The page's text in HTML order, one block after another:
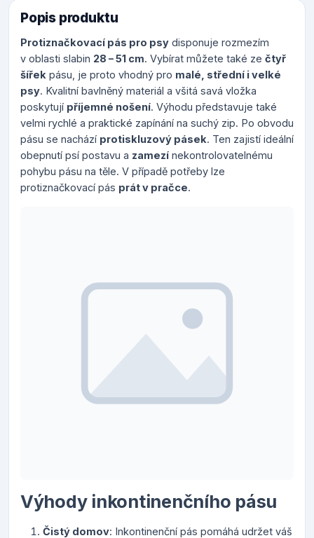
Popis produktu
Protiznačkovací pás pro psy disponuje rozmezím
v oblasti slabin 28 – 51 cm. Vybírat můžete také ze čtyř
šířek pásu, je proto vhodný pro malé, střední i velké
psy. Kvalitní bavlněný materiál a všitá savá vložka
poskytují příjemné nošení. Výhodu představuje také
velmi rychlé a praktické zapínání na suchý zip. Po obvodu
pásu se nachází protiskluzový pásek. Ten zajistí ideální
obepnutí psí postavu a zamezí nekontrolovatelnému
pohybu pásu na těle. V případě potřeby lze
protiznačkovací pás prát v pračce.
Výhody inkontinenčního pásu
Čistý domov: Inkontinenční pás pomáhá udržet váš